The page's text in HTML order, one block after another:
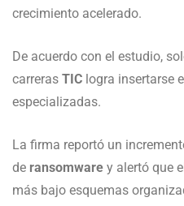
crecimiento acelerado.
De acuerdo con el estudio,
carreras TIC logra insertarse
especializadas.
La firma reportó un
de ransomware y alertó que
más bajo esquemas